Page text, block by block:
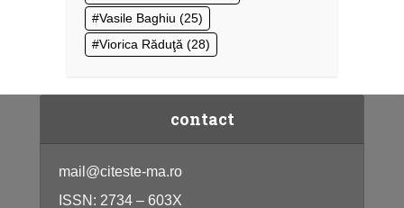
Vasile Baghiu (25)
Viorica Răduţă (28)
contact
mail@citeste-ma.ro
ISSN: 2734 – 603X